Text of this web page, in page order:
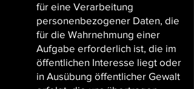
für eine Verarbeitung
personenbezogener Daten, die
für die Wahrnehmung einer
Aufgabe erforderlich ist, die im
öffentlichen Interesse liegt oder
in Ausübung öffentlicher Gewalt